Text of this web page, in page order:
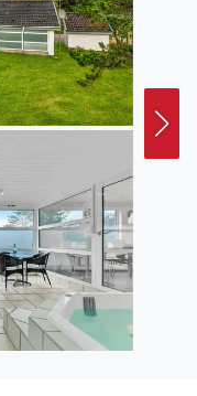
die Kinder im
Die
viele gute
von Blåvand mit
ist das
bietet sowohl